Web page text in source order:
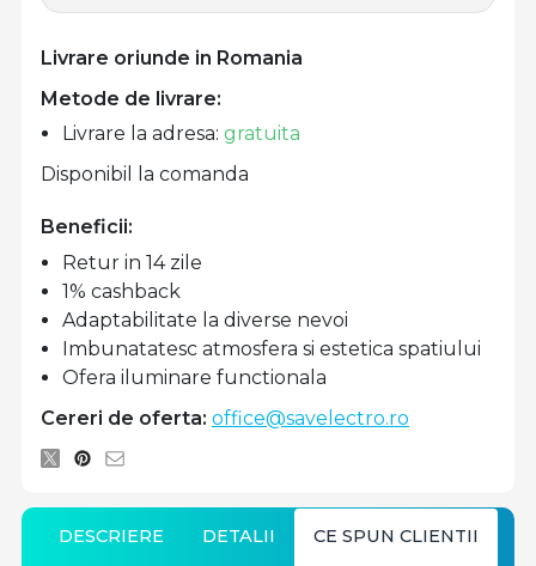
Livrare oriunde in Romania
Metode de livrare:
Livrare la adresa:gratuita
Disponibil la comanda
Beneficii:
Retur in 14 zile
1% cashback
Adaptabilitate la diverse nevoi
Imbunatatesc atmosfera si estetica spatiului
Ofera iluminare functionala
Cereri de oferta: office@savelectro.ro
DESCRIERE DETALII CE SPUN CLIENTII